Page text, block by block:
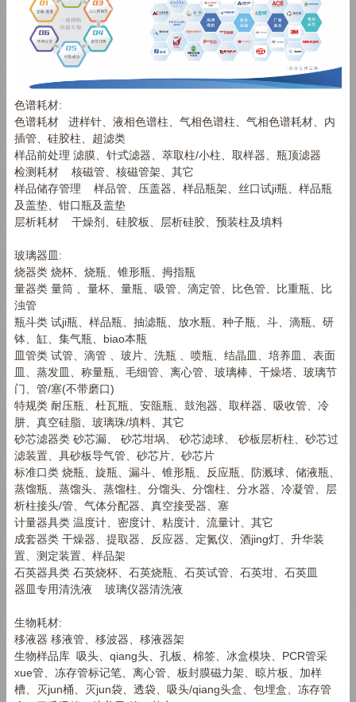
色谱耗材:
色谱耗材 进样针、液相色谱柱、气相色谱柱、气相色谱耗材、内
插管、硅胶柱、超滤类
样品前处理 滤膜、针式滤器、萃取柱/小柱、取样器、瓶顶滤器
检测耗材 核磁管、核磁管架、其它
样品储存管理 样品管、压盖器、样品瓶架、丝口试ji瓶、样品瓶
及盖垫、钳口瓶及盖垫
层析耗材 干燥剂、硅胶板、层析硅胶、预装柱及填料
玻璃器皿:
烧器类 烧杯、烧瓶、锥形瓶、拇指瓶
量器类 量筒 、量杯、量瓶、吸管、滴定管、比色管、比重瓶、比
浊管
瓶斗类 试ji瓶、样品瓶、抽滤瓶、放水瓶、种子瓶、斗、滴瓶、研
钵、缸、集气瓶、biao本瓶
皿管类 试管、滴管 、玻片、洗瓶 、喷瓶、结晶皿、培养皿、表面
皿、蒸发皿、称量瓶、毛细管、离心管、玻璃棒、干燥塔、玻璃节
门、管/塞(不带磨口)
特规类 耐压瓶、杜瓦瓶、安瓿瓶、鼓泡器、取样器、吸收管、冷
肼、真空硅脂、玻璃珠/填料、其它
砂芯滤器类 砂芯漏、 砂芯坩埚、 砂芯滤球、 砂板层析柱、砂芯过
滤装置、具砂板导气管、砂芯片、砂芯片
标准口类 烧瓶、旋瓶、漏斗、锥形瓶、反应瓶、防溅球、储液瓶、
蒸馏瓶、蒸馏头、蒸馏柱、分馏头、分馏柱、分水器、冷凝管、层
析柱接头/管、气体分配器、真空接受器、塞
计量器具类 温度计、密度计、粘度计、流量计、其它
成套器类 干燥器、提取器、反应器、定氮仪、酒jing灯、升华装
置、测定装置、样品架
石英器具类 石英烧杯、石英烧瓶、石英试管、石英坩、石英皿
器皿专用清洗液 玻璃仪器清洗液
生物耗材:
移液器 移液管、移波器、移液器架
生物样品库 吸头、qiang头、孔板、棉签、冰盒模块、PCR管采
xue管、冻存管标记笔、离心管、板封膜磁力架、晾片板、加样
槽、灭jun桶、灭jun袋、透袋、吸头/qiang头盒、包埋盒、冻存管